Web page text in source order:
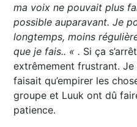
ma voix ne pouvait plus
possible auparavant. Je
longtemps, moins
que je fais.. « . Si ça
extrêmement frustrant. Je
faisait qu’empirer les
groupe et Luuk ont ​​dû
patience.